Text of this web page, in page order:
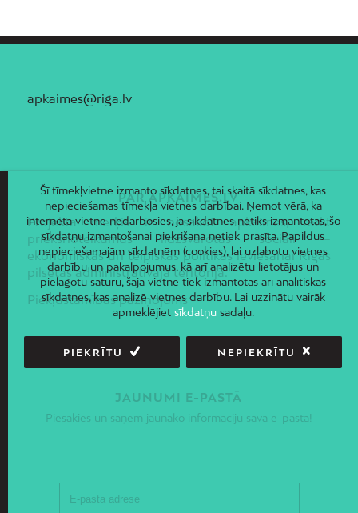
apkaimes@riga.lv
PAR APKAIMES.LV
Projekta mērķis ir nosakot apkaimes, radīt
priekšnoteikumus līdzsvarotas sociāli –
ekonomiskās un telpiskās politikas ieviešanai Rīgas
pilsētas administratīvajā teritorijā.
Piekļūstamības paziņojums
JAUNUMI E-PASTĀ
Piesakies un saņem jaunāko informāciju savā e-pastā!
Šī tīmekļvietne izmanto sīkdatnes, tai skaitā sīkdatnes, kas
nepieciešamas tīmekļa vietnes darbībai. Ņemot vērā, ka
interneta vietne nedarbosies, ja sīkdatnes netiks izmantotas, šo
sīkdatņu izmantošanai piekrišana netiek prasīta. Papildus
nepieciešamajām sīkdatnēm (cookies), lai uzlabotu vietnes
darbību un pakalpojumus, kā arī analizētu lietotājus un
pielāgotu saturu, šajā vietnē tiek izmantotas arī analītiskās
sīkdatnes, kas analizē vietnes darbību. Lai uzzinātu vairāk
apmeklējiet sīkdatņusadaļu.
PIEKRĪTU NEPIEKRĪTU